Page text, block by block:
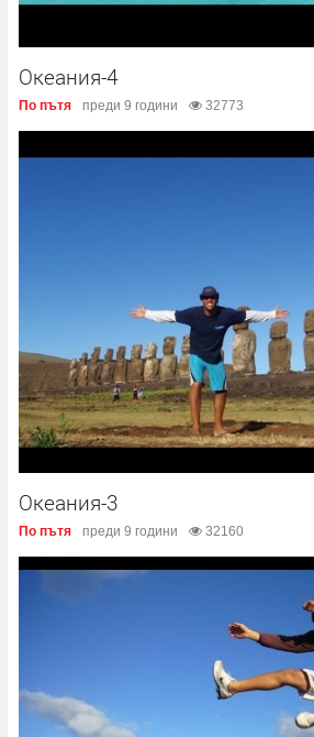
Океания-4
По пътя преди 9 години 32773
Океания-3
По пътя преди 9 години 32160